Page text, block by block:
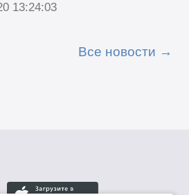
13:24:03
Все новости